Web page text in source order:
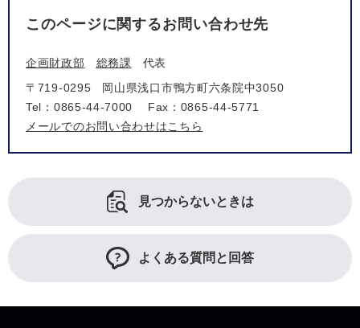
このページに関するお問い合わせ先
企画財政部 総務課
代表
〒719-0295
岡山県浅口市鴨方町六条院中3050
Tel：0865-44-7000
Fax：0865-44-5771
メールでのお問い合わせはこちら
見つからないときは
よくある質問と回答